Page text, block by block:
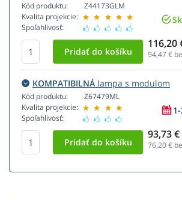
Kód produktu:
Kvalita projekcie:
Spoľahlivosť:
Z44173GLM
116,20
94,47 €
KOMPATIBILNÁ lampa s modulom
Kód produktu:
Kvalita projekcie:
Spoľahlivosť:
Z67479ML
93,73 €
76,20€